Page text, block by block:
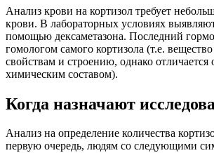
Анализ крови на кортизол требует
крови. В лабораторных условиях
помощью дексаметазона. Последний
гомологом самого кортизола (т.е.
свойствам и строению, однако отличается
химическим составом).
Когда назначают
Анализ на определение количества
первую очередь, людям со следующими